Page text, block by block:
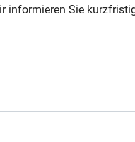
informieren Sie